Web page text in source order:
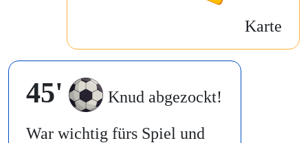
Karte
45' Knud abgezockt!
War wichtig fürs Spiel und